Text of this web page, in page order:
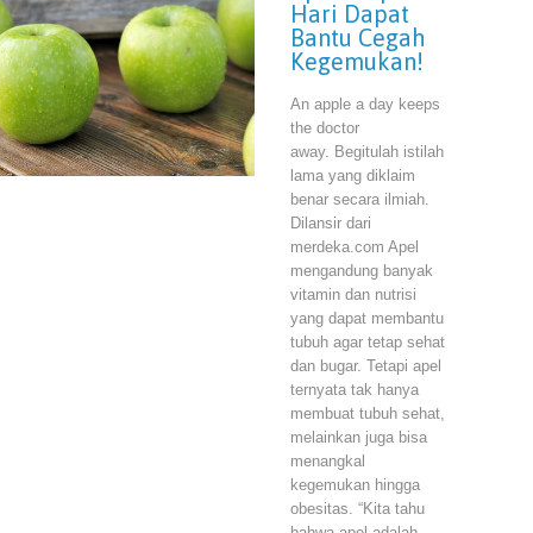
Hari Dapat
Bantu Cegah
Kegemukan!
An apple a day keeps
the doctor
away. Begitulah istilah
lama yang diklaim
benar secara ilmiah.
Dilansir dari
merdeka.com Apel
mengandung banyak
vitamin dan nutrisi
yang dapat membantu
tubuh agar tetap sehat
dan bugar. Tetapi apel
ternyata tak hanya
membuat tubuh sehat,
melainkan juga bisa
menangkal
kegemukan hingga
obesitas. “Kita tahu